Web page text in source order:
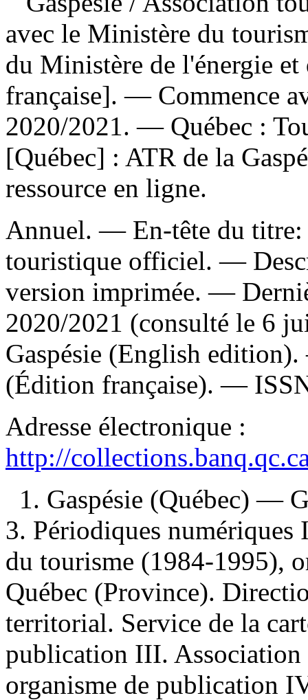
avec le Ministère du
du Ministère de l'énergie
française]. — Commence
2020/2021. — Québec :
[Québec] : ATR de la
ressource en ligne.
Annuel. — En-tête du titre:
touristique officiel. —
version imprimée. —
2020/2021 (consulté le 6
Gaspésie (English
(Édition française). —
Adresse électronique :
http://
1. Gaspésie (Québec) —
3. Périodiques
du tourisme (1984-1995),
Québec (Province).
territorial. Service de la
publication III. Association
organisme de publication